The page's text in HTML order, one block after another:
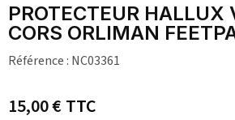
PROTECTEUR HALLUX
CORS ORLIMAN
Référence : NC03361
15,00 €TTC